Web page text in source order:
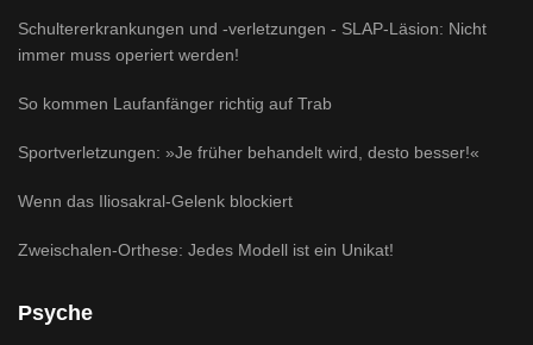
Schultererkrankungen und -verletzungen - SLAP-Läsion: Nicht
immer muss operiert werden!
So kommen Laufanfänger richtig auf Trab
Sportverletzungen: »Je früher behandelt wird, desto besser!«
Wenn das Iliosakral-Gelenk blockiert
Zweischalen-Orthese: Jedes Modell ist ein Unikat!
Psyche